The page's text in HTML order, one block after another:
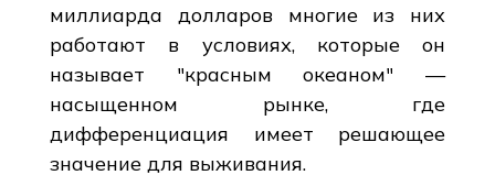
миллиарда долларов многие из них
работают в условиях, которые он
называет "красным океаном" —
насыщенном рынке, где
дифференциация имеет решающее
значение для выживания.